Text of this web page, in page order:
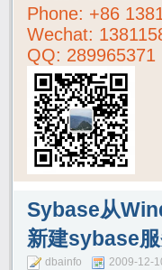
Phone: +86
Wechat:
QQ: 289965371
Sybase从
新建sybase服
dbainfo 2009-12-